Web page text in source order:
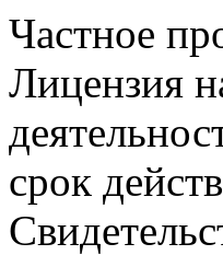
Частное
Лицензия
срок